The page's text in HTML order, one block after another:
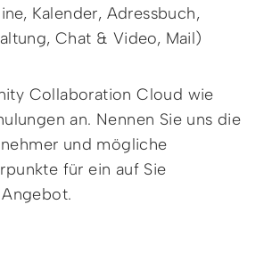
Kalender, Adressbuch,
Chat & Video, Mail)
Collaboration Cloud wie
an. Nennen Sie uns die
und mögliche
für ein auf Sie